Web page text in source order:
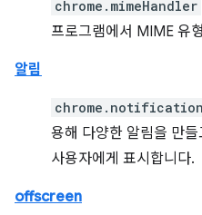
chrome.mimeHandler
프로그램에서 MIME 유
알림
용해 다양한 알림을 만
사용자에게 표시합니다.
offscreen